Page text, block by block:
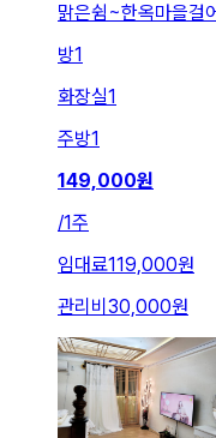
맑은쉼~한옥마을걸
방1
화장실1
주방1
149,000원
/1주
임대료119,000원
관리비 30,000원